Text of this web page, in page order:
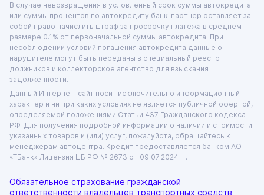
В случае невозвращения в условленный срок суммы автокредита
или суммы процентов по автокредиту банк-партнер оставляет за
собой право начислить штраф за просрочку платежа в среднем
размере 0.1% от первоначальной суммы автокредита. При
несоблюдении условий погашения автокредита данные о
нарушителе могут быть переданы в специальный реестр
должников и коллекторское агентство для взыскания
задолженности.
Данный Интернет-сайт носит исключительно информационный
характер и ни при каких условиях не является публичной офертой,
определяемой положениями Статьи 437 Гражданского кодекса
РФ. Для получения подробной информации о наличии и стоимости
указанных товаров и (или) услуг, пожалуйста, обращайтесь к
менеджерам автоцентра. Кредит предоставляется банком АО
«ТБанк» Лицензия ЦБ РФ № 2673 от 09.07.2024 г .
Обязательное страхование гражданской
ответственности владельцев транспортных средств